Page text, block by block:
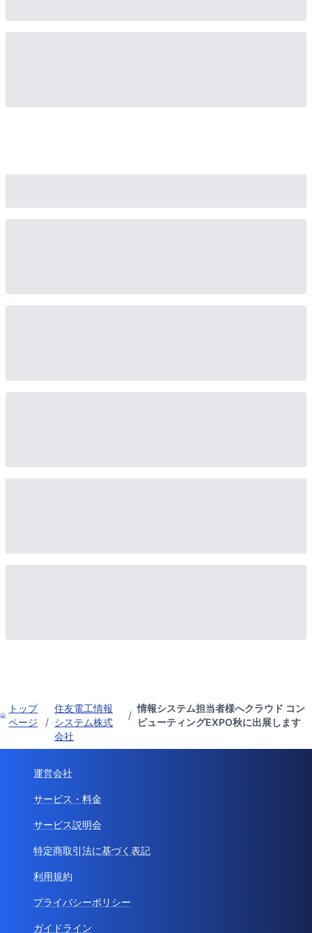
トップ
ページ
/
住友電工情報
システム株式
会社
/
情報システム担当者様へクラウド コン
ピューティングEXPO秋に出展します
運営会社
サービス・料金
サービス説明会
特定商取引法に基づく表記
利用規約
プライバシーポリシー
ガイドライン